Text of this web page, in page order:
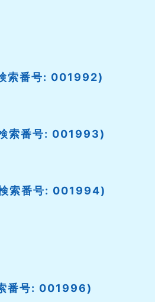
索番号: 001992)
索番号: 001993)
索番号: 001994)
番号: 001996)